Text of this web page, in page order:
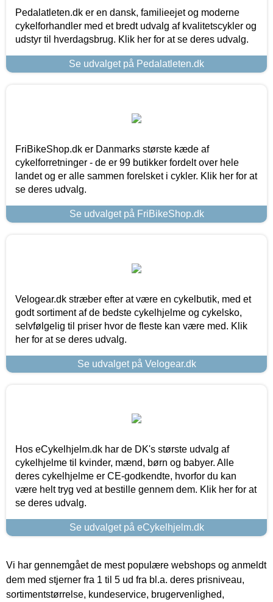
Pedalatleten.dk er en dansk, familieejet og moderne
cykelforhandler med et bredt udvalg af kvalitetscykler og
udstyr til hverdagsbrug. Klik her for at se deres udvalg.
Se udvalget på Pedalatleten.dk
FriBikeShop.dk er Danmarks største kæde af
cykelforretninger - de er 99 butikker fordelt over hele
landet og er alle sammen forelsket i cykler. Klik her for at
se deres udvalg.
Se udvalget på FriBikeShop.dk
Velogear.dk stræber efter at være en cykelbutik, med et
godt sortiment af de bedste cykelhjelme og cykelsko,
selvfølgelig til priser hvor de fleste kan være med. Klik
her for at se deres udvalg.
Se udvalget på Velogear.dk
Hos eCykelhjelm.dk har de DK's største udvalg af
cykelhjelme til kvinder, mænd, børn og babyer. Alle
deres cykelhjelme er CE-godkendte, hvorfor du kan
være helt tryg ved at bestille gennem dem. Klik her for at
se deres udvalg.
Se udvalget på eCykelhjelm.dk
Vi har gennemgået de mest populære webshops og anmeldt
dem med stjerner fra 1 til 5 ud fra bl.a. deres prisniveau,
sortimentstørrelse, kundeservice, brugervenlighed,